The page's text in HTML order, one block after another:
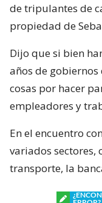
de tripulantes de
propiedad de
Dijo que si bien
años de
cosas por hacer
empleadores y
En el encuentro
variados sectores,
transporte, la